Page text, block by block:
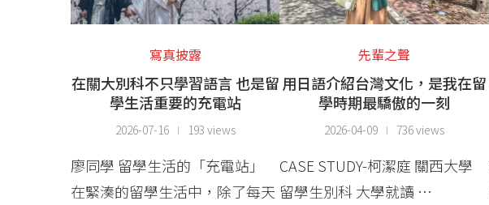
寫真披露
在關大別科不只學習語言 也是留
學生活重要的充電站
2026-07-16 193 views
廖同學 留學生活的「充電站」
在緊湊的留學生活中，除了每天
先輩之聲
用日語介紹台灣文化，是我在留
學時期最驕傲的一刻
2026-04-09 736 views
CASE STUDY-柯潔庭 關西大學
留學生別科 大學就讀 …